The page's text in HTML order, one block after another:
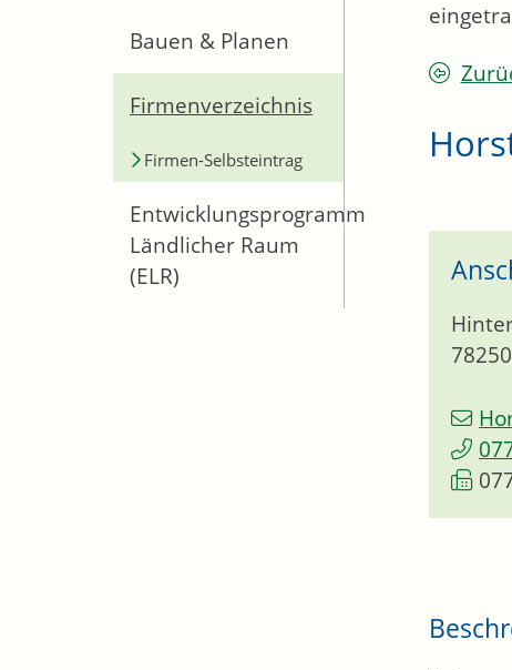
Bauen & Planen
Firmenverzeichnis
Firmen-Selbsteintrag
Entwicklungsprogramm
Ländlicher Raum
(ELR)
78250